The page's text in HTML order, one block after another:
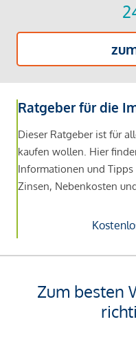
Ratgeber für die
Dieser Ratgeber ist für
kaufen wollen. Hier
Informationen und
Zinsen, Nebenkosten
Zum besten